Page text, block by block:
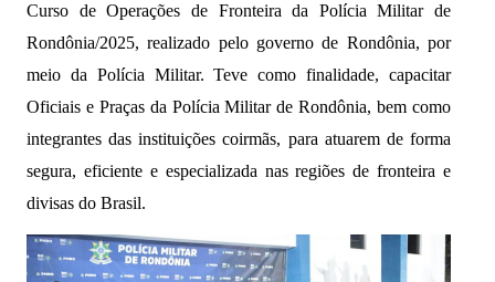
Curso de Operações de Fronteira da Polícia Militar de
Rondônia/2025, realizado pelo governo de Rondônia, por
meio da Polícia Militar. Teve como finalidade, capacitar
Oficiais e Praças da Polícia Militar de Rondônia, bem como
integrantes das instituições coirmãs, para atuarem de forma
segura, eficiente e especializada nas regiões de fronteira e
divisas do Brasil.